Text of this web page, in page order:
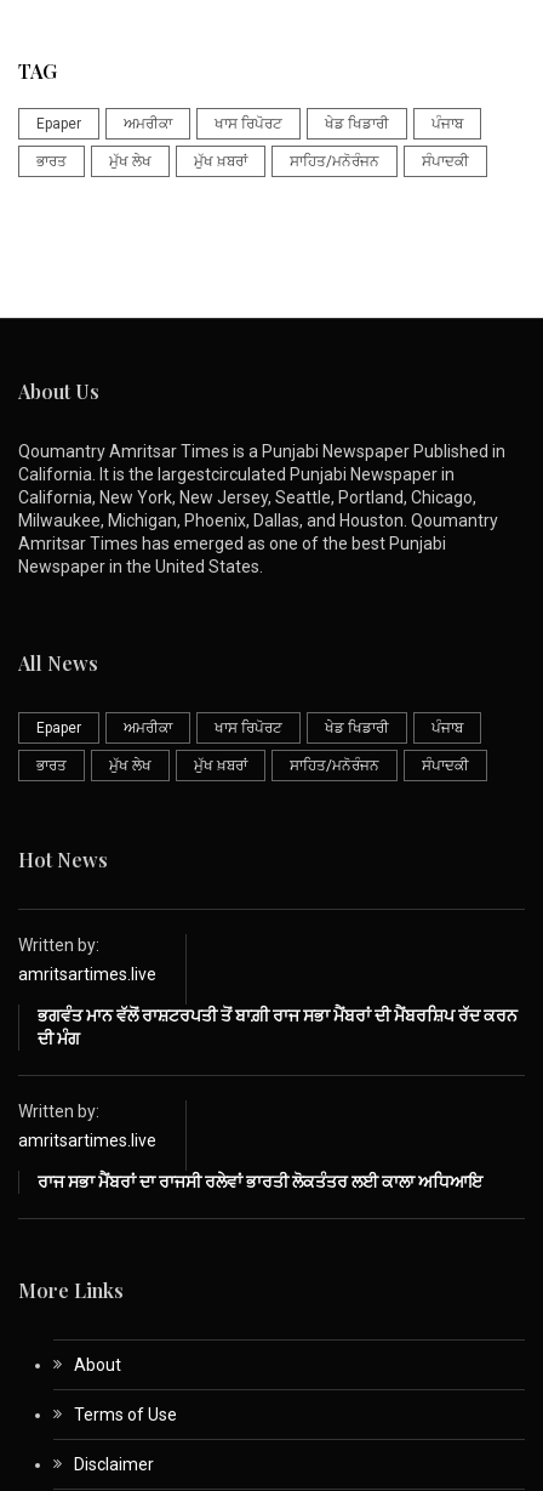
TAG
Epaper ਅਮਰੀਕਾ ਖਾਸ ਰਿਪੋਰਟ ਖੇਡ ਖਿਡਾਰੀ ਪੰਜਾਬ
ਭਾਰਤ ਮੁੱਖ ਲੇਖ ਮੁੱਖ ਖ਼ਬਰਾਂ ਸਾਹਿਤ/ਮਨੋਰੰਜਨ ਸੰਪਾਦਕੀ
About Us
Qoumantry Amritsar Times is a Punjabi Newspaper Published in
California. It is the largestcirculated Punjabi Newspaper in
California, New York, New Jersey, Seattle, Portland, Chicago,
Milwaukee, Michigan, Phoenix, Dallas, and Houston. Qoumantry
Amritsar Times has emerged as one of the best Punjabi
Newspaper in the United States.
All News
Epaper ਅਮਰੀਕਾ ਖਾਸ ਰਿਪੋਰਟ ਖੇਡ ਖਿਡਾਰੀ ਪੰਜਾਬ
ਭਾਰਤ ਮੁੱਖ ਲੇਖ ਮੁੱਖ ਖ਼ਬਰਾਂ ਸਾਹਿਤ/ਮਨੋਰੰਜਨ ਸੰਪਾਦਕੀ
Hot News
Written by:
amritsartimes.live
ਭਗਵੰਤ ਮਾਨ ਵੱਲੋਂ ਰਾਸ਼ਟਰਪਤੀ ਤੋਂ ਬਾਗ਼ੀ ਰਾਜ ਸਭਾ ਮੈਂਬਰਾਂ ਦੀ ਮੈਂਬਰਸ਼ਿਪ ਰੱਦ ਕਰਨ
ਦੀ ਮੰਗ
Written by:
amritsartimes.live
ਰਾਜ ਸਭਾ ਮੈਂਬਰਾਂ ਦਾ ਰਾਜਸੀ ਰਲੇਵਾਂ ਭਾਰਤੀ ਲੋਕਤੰਤਰ ਲਈ ਕਾਲਾ ਅਧਿਆਇ
More Links
About
Terms of Use
Disclaimer